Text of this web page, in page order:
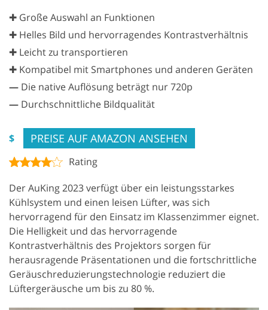
✚ Große Auswahl an Funktionen
✚ Helles Bild und hervorragendes Kontrastverhältnis
✚ Leicht zu transportieren
✚ Kompatibel mit Smartphones und anderen Geräten
— Die native Auflösung beträgt nur 720p
— Durchschnittliche Bildqualität
$ PREISE AUF AMAZON ANSEHEN
Rating
Der AuKing 2023 verfügt über ein leistungsstarkes
Kühlsystem und einen leisen Lüfter, was sich
hervorragend für den Einsatz im Klassenzimmer eignet.
Die Helligkeit und das hervorragende
Kontrastverhältnis des Projektors sorgen für
herausragende Präsentationen und die fortschrittliche
Geräuschreduzierungstechnologie reduziert die
Lüftergeräusche um bis zu 80 %.